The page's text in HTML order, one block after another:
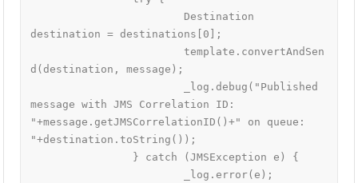
destination = destinations[0];
d(destination, message);
message with JMS Correlation ID:
"+message.getJMSCorrelationID()+" on queue:
"+destination.toString());